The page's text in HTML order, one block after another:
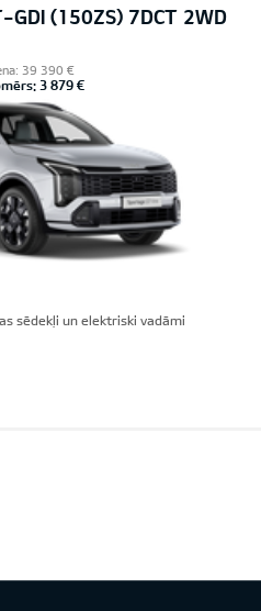
GDI (150ZS) 7DCT 2WD
39 390 €
3 879 €
sēdekļi un elektriski vadāmi